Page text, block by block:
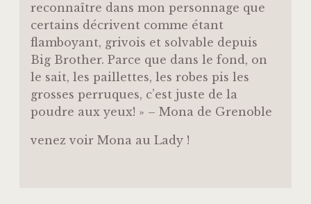
reconnaître dans mon personnage que
certains décrivent comme étant
flamboyant, grivois et solvable depuis
Big Brother. Parce que dans le fond, on
le sait, les paillettes, les robes pis les
grosses perruques, c’est juste de la
poudre aux yeux! » – Mona de Grenoble
venez voir Mona au Lady !